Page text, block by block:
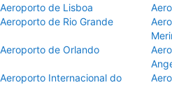
Aeroporto de Lisboa
Aeroporto de Rio Grande
Aeroporto de Orlando
Aeroporto Internacional do